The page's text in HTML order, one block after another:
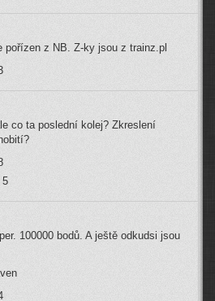
pořízen z NB. Z-ky jsou z trainz.pl
co ta poslední kolej? Zkreslení
5
100000 bodů. A ještě odkudsi jsou